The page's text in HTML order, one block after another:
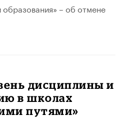
– об отмене
дисциплины и
в школах
путями»